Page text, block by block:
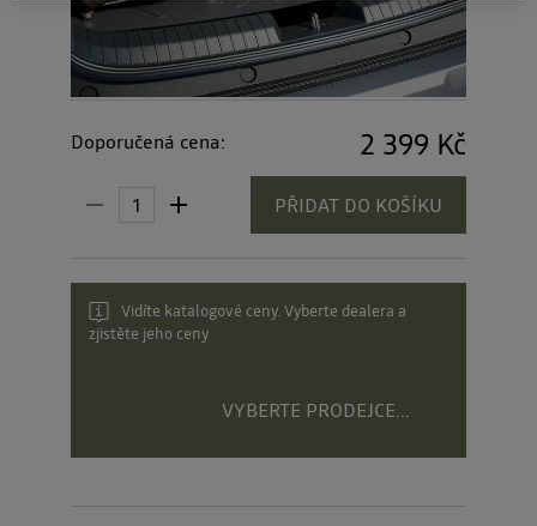
Doporučená cena: 2 399 Kč
PŘIDAT DO KOŠÍKU
Vidíte katalogové ceny. Vyberte dealera a
zjistěte jeho ceny
VYBERTE PRODEJCE...